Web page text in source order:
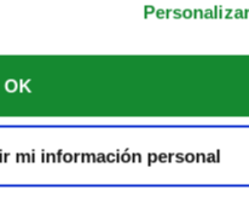
OK
mi información personal